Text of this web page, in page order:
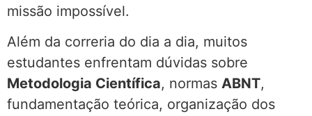
missão impossível.
Além da correria do dia a dia, muitos
estudantes enfrentam dúvidas sobre
Metodologia Científica, normas ABNT,
fundamentação teórica, organização dos